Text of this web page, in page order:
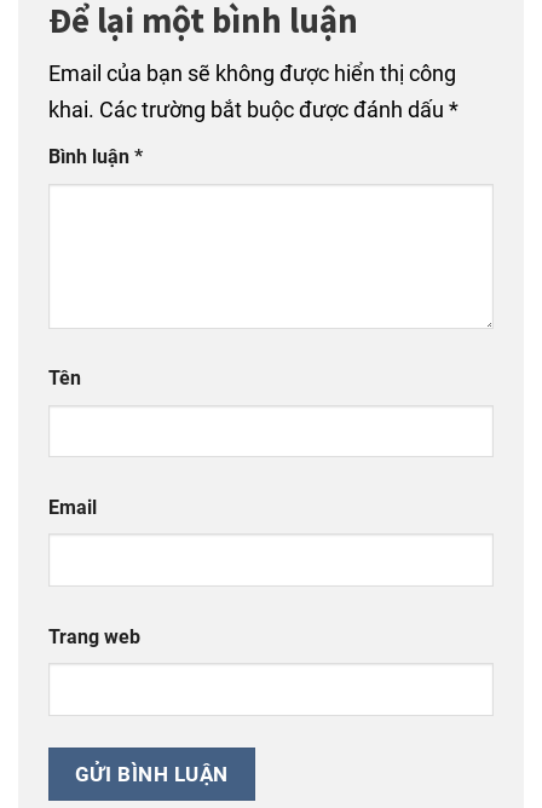
Để lại một bình luận
Email của bạn sẽ không được hiển thị công
khai. Các trường bắt buộc được đánh dấu *
Bình luận *
Tên
Email
Trang web